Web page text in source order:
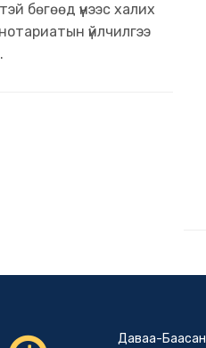
бөгөөд үүнээс халих
үйлчилгээ
Даваа-Баасан